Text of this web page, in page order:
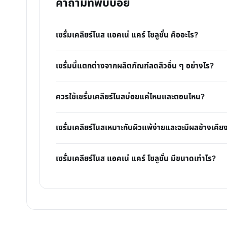
เซรั่มเคลียร์โนส แอคเน่ แคร์ โซลูชั่น คืออะไร?
เซรั่มนี้แตกต่างจากผลิตภัณฑ์ลดสิวอื่น ๆ อย่างไร?
ควรใช้เซรั่มเคลียร์โนสบ่อยแค่ไหนและตอนไหน?
เซรั่มเคลียร์โนสเหมาะกับผิวแพ้ง่ายและจะมีผลข้างเคีย
เซรั่มเคลียร์โนส แอคเน่ แคร์ โซลูชั่น มีขนาดเท่าไร?